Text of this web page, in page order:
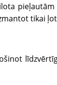
tikai